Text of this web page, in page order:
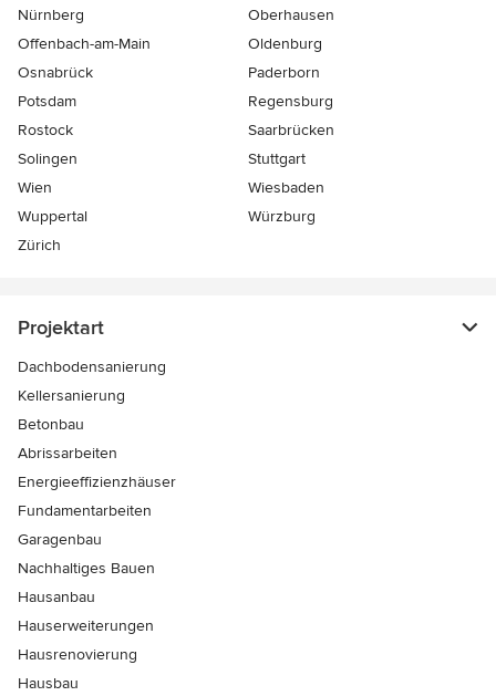
Nürnberg
Oberhausen
Offenbach-am-Main
Oldenburg
Osnabrück
Paderborn
Potsdam
Regensburg
Rostock
Saarbrücken
Solingen
Stuttgart
Wien
Wiesbaden
Wuppertal
Würzburg
Zürich
Projektart
Dachbodensanierung
Kellersanierung
Betonbau
Abrissarbeiten
Energieeffizienzhäuser
Fundamentarbeiten
Garagenbau
Nachhaltiges Bauen
Hausanbau
Hauserweiterungen
Hausrenovierung
Hausbau